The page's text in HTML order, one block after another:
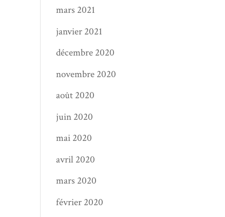
mars 2021
janvier 2021
décembre 2020
novembre 2020
août 2020
juin 2020
mai 2020
avril 2020
mars 2020
février 2020